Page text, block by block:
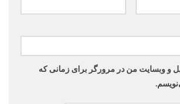
و وبسایت من در مرورگر برای زمانی که